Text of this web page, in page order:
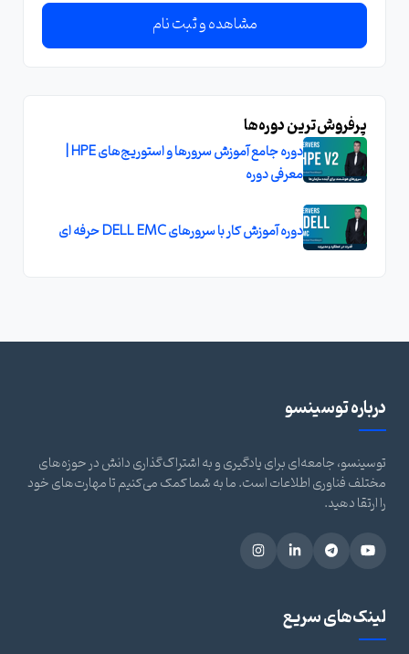
مشاهده و ثبت نام
پرفروش‌ترین دوره‌ها
معرفی دوره
دوره آموزش کار با سرورهای DELL EMC حرفه ای
درباره توسینسو
توسینسو، جامعه‌ای برای یادگیری و به اشتراک‌گذاری دانش در حوزه‌های
مختلف فناوری اطلاعات است. ما به شما کمک می‌کنیم تا مهارت‌های خود
را ارتقا دهید.
لینک‌های سریع